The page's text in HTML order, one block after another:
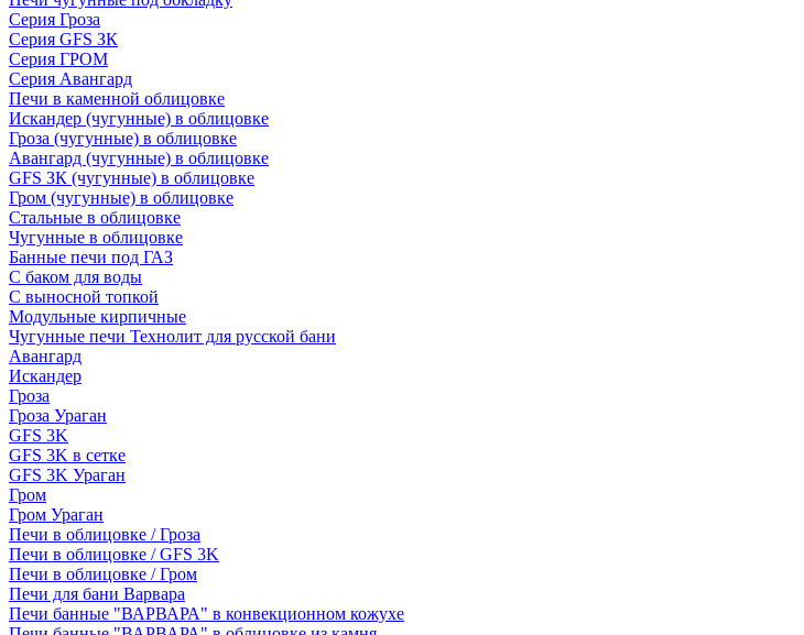
Серия Гроза
Серия GFS ЗК
Серия ГРОМ
Серия Авангард
Печи в каменной облицовке
Искандер (чугунные) в облицовке
Гроза (чугунные) в облицовке
Авангард (чугунные) в облицовке
GFS ЗК (чугунные) в облицовке
Гром (чугунные) в облицовке
Стальные в облицовке
Чугунные в облицовке
Банные печи под ГАЗ
С баком для воды
С выносной топкой
Модульные кирпичные
Чугунные печи Технолит для русской бани
Авангард
Искандер
Гроза
Гроза Ураган
GFS 3K
GFS 3K в сетке
GFS 3K Ураган
Гром
Гром Ураган
Печи в облицовке / Гроза
Печи в облицовке / GFS 3K
Печи в облицовке / Гром
Печи для бани Варвара
Печи банные "ВАРВАРА" в конвекционном кожухе